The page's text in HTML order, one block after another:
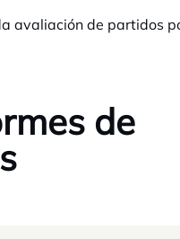
avaliación de partidos
de